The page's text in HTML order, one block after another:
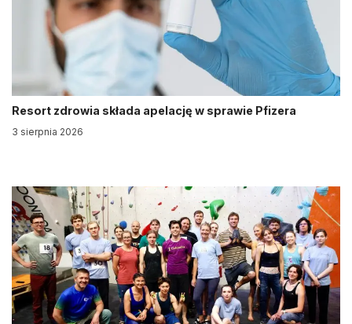
Resort zdrowia składa apelację w sprawie Pfizera
3 sierpnia 2026